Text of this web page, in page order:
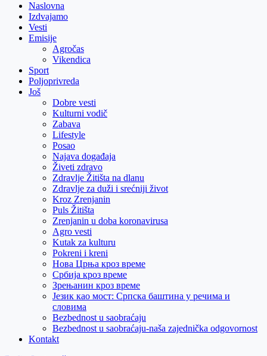
Naslovna
Izdvajamo
Vesti
Emisije
Agročas
Vikendica
Sport
Poljoprivreda
Još
Dobre vesti
Kulturni vodič
Zabava
Lifestyle
Posao
Najava događaja
Živeti zdravo
Zdravlje Žitišta na dlanu
Zdravlje za duži i srećniji život
Kroz Zrenjanin
Puls Žitišta
Zrenjanin u doba koronavirusa
Agro vesti
Kutak za kulturu
Pokreni i kreni
Нова Црња кроз време
Србија кроз време
Зрењанин кроз време
Језик као мост: Српска баштина у речима и
словима
Bezbednost u saobraćaju
Bezbednost u saobraćaju-naša zajednička odgovornost
Kontakt